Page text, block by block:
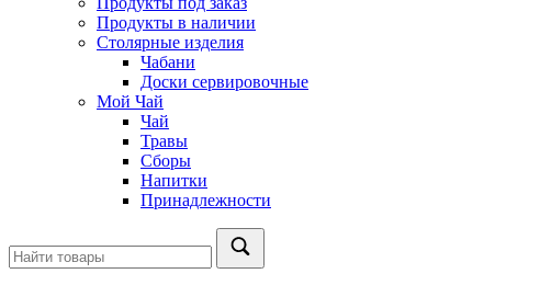
Продукты в наличии
Столярные изделия
Чабани
Доски сервировочные
Мой Чай
Чай
Травы
Сборы
Напитки
Принадлежности